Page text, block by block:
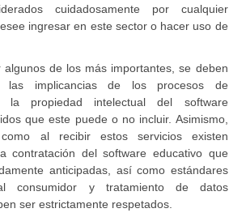
cuidadosamente por cualquier
ingresar en este sector o hacer uso de
de los más importantes, se deben
las implicancias de los procesos de
la propiedad intelectual del software
que este puede o no incluir. Asimismo,
al recibir estos servicios existen
contratación del software educativo que
anticipadas, así como estándares
consumidor y tratamiento de datos
ser estrictamente respetados.